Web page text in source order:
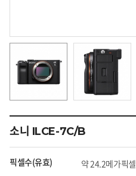
소니 ILCE-7C/B
픽셀수(유효)
약 24.2메가픽셀